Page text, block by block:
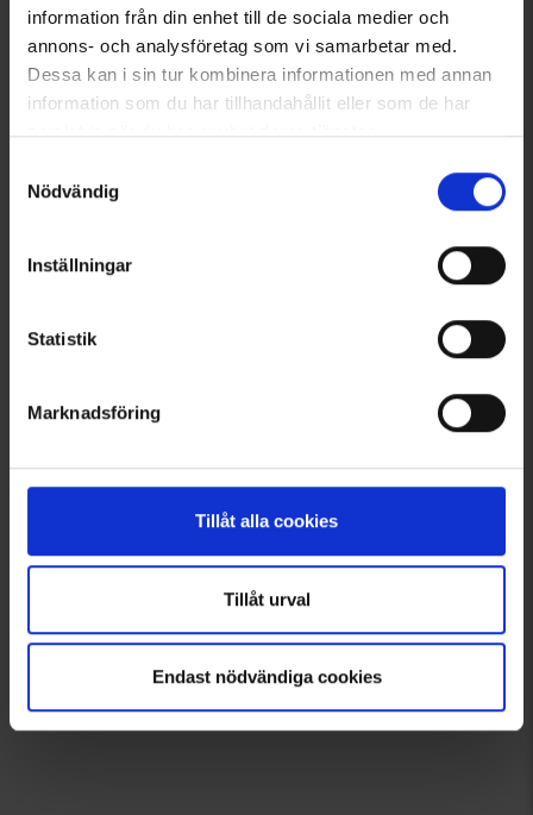
information från din enhet till de sociala medier och
annons- och analysföretag som vi samarbetar med.
Dessa kan i sin tur kombinera informationen med annan
information som du har tillhandahållit eller som de har
samlat in när du har använt deras tjänster.
Nödvändig
Inställningar
Statistik
Marknadsföring
Tillåt alla cookies
Tillåt urval
Endast nödvändiga cookies
Batterier AAA LR03 Smartline
149 kr
Silva Dry Bag 70D 12L
Liknande produkter
Tagga dina bilder med @engelsons så kan du också synas här!
Klicka och låt dig inspireras!